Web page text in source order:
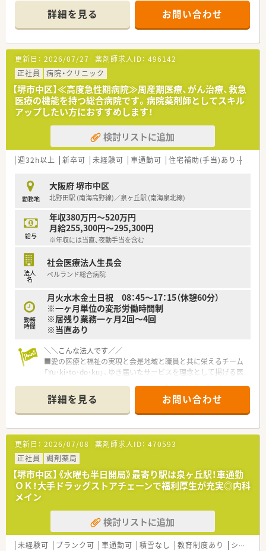
心に1日約30枚応需しています。
■30代の代表取締役も現場で勤務しており、薬剤師1名体制で地
域医療を支えています。
【募集背景と求める人物像について】
■今後の堺市内での新規開局を見据えており、共に会社を成長さ
せてくれる方の増員募集です。
■在宅医療に情熱を持って取り組んでいただける方であれば、ご
経験の長短は問いません。
■20代から30代のスタッフが中心のため、同世代の方と協力し
て働きたい方を歓迎します。
【勤務実態について】
■週4日の終日勤務と、週2日の半日勤務を組み合わせた独自の
シフト体系を採用しています。
超えた分は残業代が支給されます。
■有給休暇は法で定められた消化義務という考え方のため、気兼
ねなく取得できる職場風土です。
【職場環境と雰囲気】
■スタッフの平均年齢が若く、20代から30代が中心となって活
気のある雰囲気を作っています。
ミュニケーションが活発です。
■経営者である30代の代表も現場の薬剤師として働いているた
詳細を見る お問い合わせ
更新日： 2026/07/27 薬剤師求人ID： 496142
正社員
病院・クリニック
【堺市中区】≪高度急性期病院≫周産期医療、がん治療、救急
医療の機能を持つ総合病院です。病院薬剤師としてスキル
アップしたい方におすすめします！
検討リストに追加
週32h以上 新卒可 未経験可 車通勤可 住宅補助(手当)あり
勤務地
大阪府 堺市中区
北野田駅 (南海高野線)／泉ヶ丘駅 (南海泉北線)
給与
年収380万円～520万円
月給255,300円～295,300円
※年収には当直、夜勤手当を含む
法人
名
社会医療法人生長会
ベルランド総合病院
勤務
時間
月火水木金土日祝 08：45～17：15（休憩60分）
※一ヶ月単位の変形労働時間制
※居残り業務一ヶ月2回～4回
※当直あり
＼＼こんな法人です／／
■愛の医療と福祉の実現と会是地域と職員と共に栄えるチーム
「Yu･ki・to･do･ku」、ゆき届いたサービスを理念として掲げる医
■堺市～大阪南部に展開する医療法人で、昭和30年に開設され
て以来、「愛の医療と福祉の実現」を基本理念とし、地域の皆さん
に「最高の医療を提供する」ために、「Excellent Hospital（最高の
病院）」を目指しております。
■救急医療、高度医療など、質の高い医療を提供しております。
■医療法人として定期的に新卒採用を行っているため、新人教
育、実習生の受け入れなど教育体制も整ったグループです。
＼＼こんな病院です／／
■最寄り駅は北野田駅もしくは泉ヶ丘駅ですが、どちらも車で
■堺市の基幹病院での貴重な正社員募集です！病院薬剤師として
しっかりしたキャリアを積んで頂けます。
■夜勤業務や残業対応はございますが、手当等で納得の給与も実
現できます。
詳細を見る お問い合わせ
更新日： 2026/07/08 薬剤師求人ID： 470593
正社員
調剤薬局
【堺市中区】《水曜も半日開局》最寄り駅は泉ヶ丘駅！車通勤
ＯＫ！大手ドラッグストアチェーンで福利厚生が充実◎内科
メイン
検討リストに追加
未経験可 ブランク可 車通勤可 積雪なし 教育制度あり シフト制